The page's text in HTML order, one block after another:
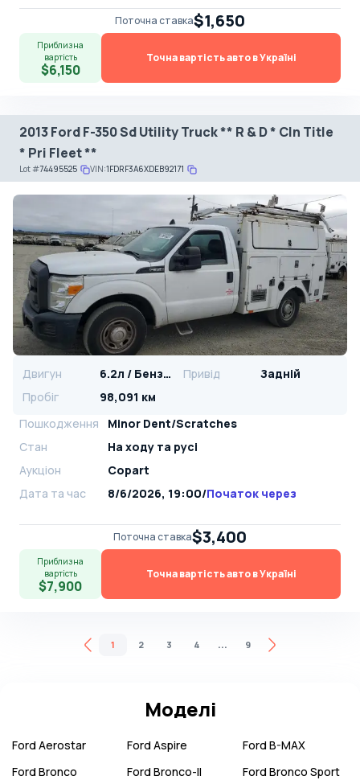
Поточна ставка$1,650
Приблизна
вартість
$6,150
Точна вартість авто в Україні
2013 Ford F-350 Sd Utility Truck ** R & D * Cln Title
* Pri Fleet **
Lot#74495525 VIN:1FDRF3A6XDEB92171
Двигун 6.2л / Бензин Привід
Задній
Пробіг
98,091 км
Пошкодження
Minor Dent/Scratches
Стан
На ​​ходу та русі
Аукціон
Copart
Дата та час
8/6/2026, 19:00/Початок через
Поточна ставка$3,400
Приблизна
вартість
$7,900
Точна вартість авто в Україні
1 2 3 4 ... 9
Моделі
Ford Aerostar Ford Aspire Ford B-MAX
Ford Bronco Ford Bronco-II Ford Bronco Sport